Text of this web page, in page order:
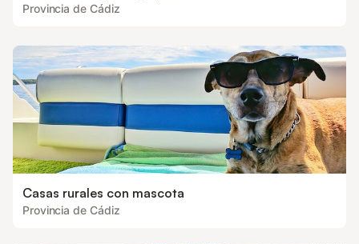
Provincia de Cádiz
Casas rurales con mascota
Provincia de Cádiz